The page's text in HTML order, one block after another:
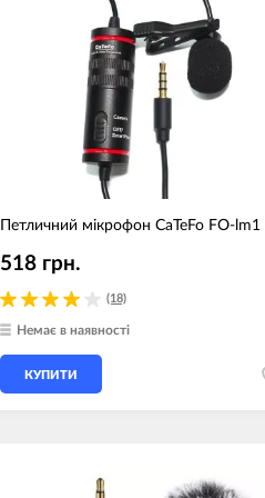
Петличний мікрофон CaTeFo FO-lm1
(18)
518 грн.
Немає в наявності
КУПИТИ